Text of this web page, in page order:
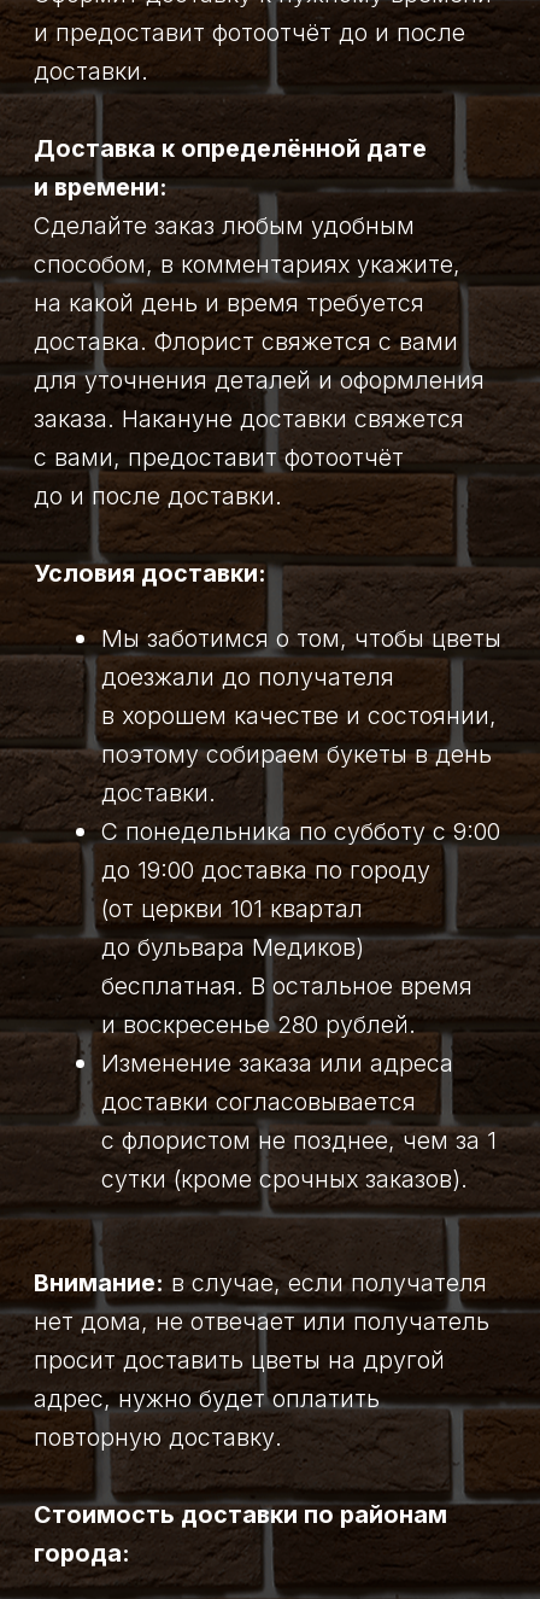
нет дома, не отвечает или получатель
просит доставить цветы на другой
адрес, нужно будет оплатить
повторную доставку.
Стоимость доставки по районам
города:
ш. Ленина, ТРМЗ, 1-е Сыркаши,
Т Ц Южный, т/б Восход,
Солнечный, Притомск, п.
Таёжный, Чебал-су (до переезда),
Ольжерасский разрез — 400
рублей.
п. Усинский, Широкий Лог,
Звёздочка, шахта 5−6 (Еловая),
Мечта, Карай, Озерки (дачи), 2-
ые Сыркаши, Коксовая — 450
рублей.
Фантазия, Дружба, Чайка, Чебал-
су в гору — 500 рублей.
Романтика, Чульжан, Майзас
(до переправы), Малиновка, т/б
Озерки — 750 рублей.
п. Камешки, ЦОФ Распадская,
Майзас (за переправу), п. Карчит,
буквы Междуреченск — 850
рублей.
Мыски 2-ой район (район
автовокзала) — 1050 рублей.
Мыски — 1250 рублей.
ГРЭС — 1350 рублей.
г. Междуреченск
ул. Октябрьская 11а
+7 913 284 0322
ИП Пахомова Дарья
ИНН: 421409997904
ОГРН/ОГРНИП:
316420500139502
контакты
покупателям
каталог
VK
TG
WA
Свадебная флористика
Букеты из сухоцветов
Композиции
Авторские букеты
Публичная оферта
Согласие на ОПД
Политика ОПД
Оплата и доставка
Витрина
Все товары